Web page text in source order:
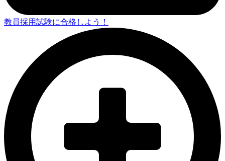
教員採用試験に合格しよう！